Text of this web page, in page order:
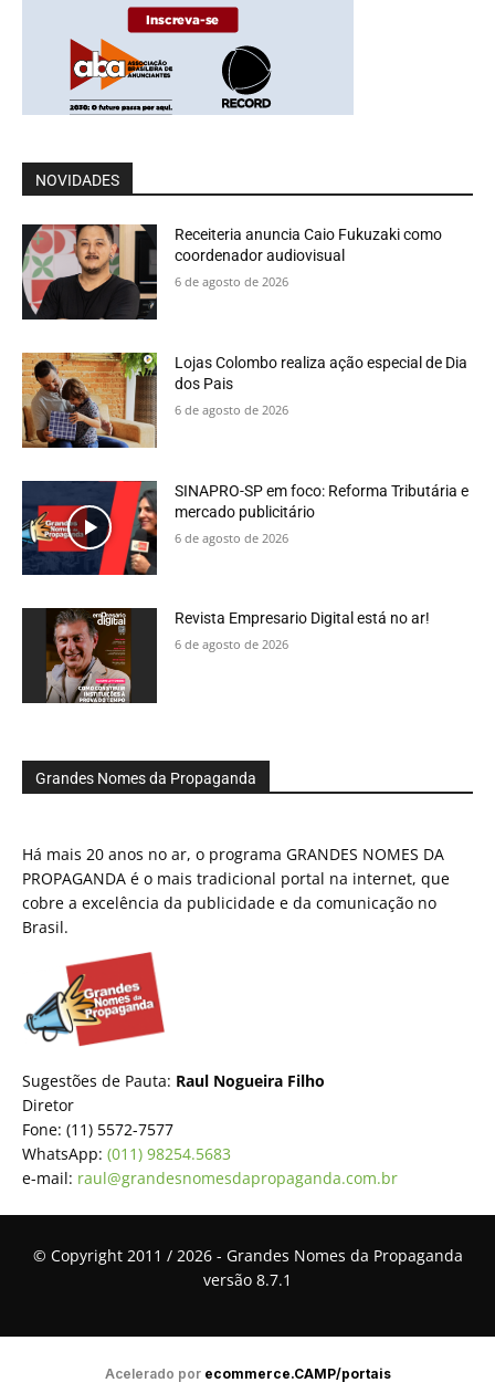
NOVIDADES
Receiteria anuncia Caio Fukuzaki como
coordenador audiovisual
6 de agosto de 2026
Lojas Colombo realiza ação especial de Dia
dos Pais
6 de agosto de 2026
SINAPRO-SP em foco: Reforma Tributária e
mercado publicitário
6 de agosto de 2026
Revista Empresario Digital está no ar!
6 de agosto de 2026
Grandes Nomes da Propaganda
Há mais 20 anos no ar, o programa GRANDES NOMES DA
PROPAGANDA é o mais tradicional portal na internet, que
cobre a excelência da publicidade e da comunicação no
Brasil.
Sugestões de Pauta: Raul Nogueira Filho
Diretor
Fone: (11) 5572-7577
WhatsApp: (011) 98254.5683
e-mail: raul@grandesnomesdapropaganda.com.br
© Copyright 2011 / 2026 - Grandes Nomes da Propaganda
versão 8.7.1
Acelerado por ecommerce.CAMP/portais